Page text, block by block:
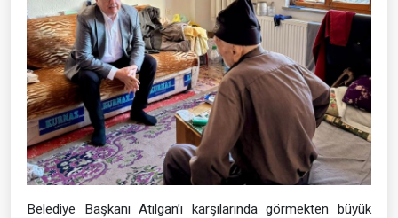
Belediye Başkanı Atılgan’ı karşılarında görmekten büyük